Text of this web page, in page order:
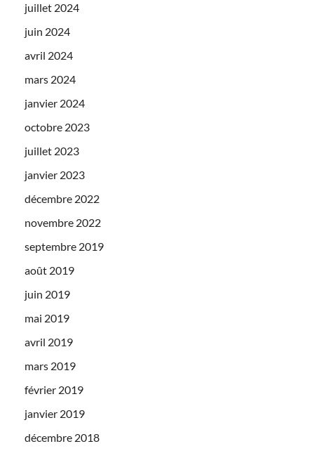
juillet 2024
juin 2024
avril 2024
mars 2024
janvier 2024
octobre 2023
juillet 2023
janvier 2023
décembre 2022
novembre 2022
septembre 2019
août 2019
juin 2019
mai 2019
avril 2019
mars 2019
février 2019
janvier 2019
décembre 2018